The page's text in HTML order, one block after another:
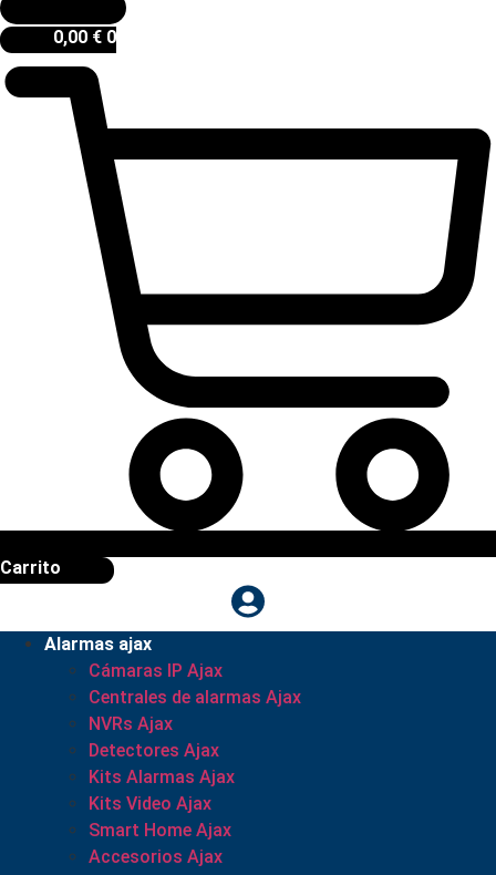
0,00 € 0
Carrito
Alarmas ajax
Cámaras IP Ajax
Centrales de alarmas Ajax
NVRs Ajax
Detectores Ajax
Kits Alarmas Ajax
Kits Video Ajax
Smart Home Ajax
Accesorios Ajax